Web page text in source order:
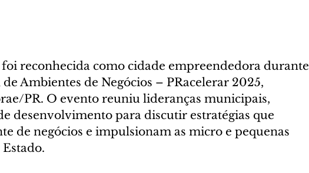
foi reconhecida como cidade empreendedora durante
Ambientes de Negócios – PRacelerar 2025,
PR. O evento reuniu lideranças municipais,
desenvolvimento para discutir estratégias que
de negócios e impulsionam as micro e pequenas